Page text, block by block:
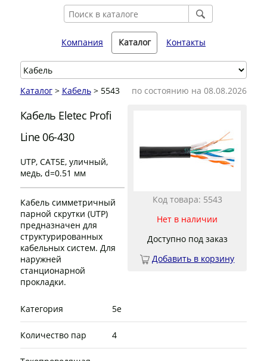
Компания Каталог Контакты
по состоянию на 08.08.2026
Каталог> Кабель> 5543
Код товара: 5543
Нет в наличии
Доступно под заказ
Добавить в корзину
Кабель Eletec Profi
Line 06-430
UTP, CAT5E, уличный,
медь, d=0.51 мм
Кабель симметричный
парной скрутки (UTP)
предназначен для
структурированных
кабельных систем. Для
наружней
станционарной
прокладки.
Категория 5е
Количество пар 4